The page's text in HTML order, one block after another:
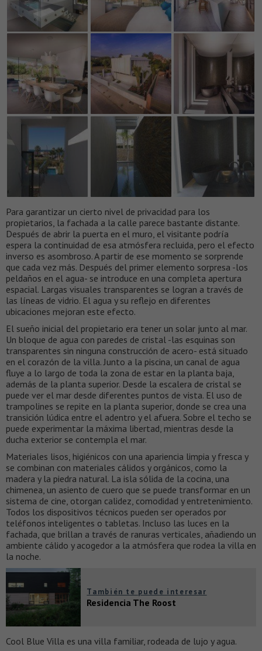
Para garantizar un cierto nivel de privacidad para los
propietarios, la fachada a la calle parece bastante distante.
Después de abrir la puerta en el muro, el visitante podría
espera la continuidad de esa atmósfera recluida, pero el efecto
inverso es asombroso. A partir de ese momento se sorprende
que cada vez más. Después del primer elemento sorpresa -los
peldaños en el agua- se introduce en una completa apertura
espacial. Largas visuales transparentes se logran a través de
las líneas de vidrio. El agua y su reflejo en diferentes
ubicaciones mejoran este efecto.
El sueño inicial del propietario era tener un solar junto al mar.
Un bloque de agua con paredes de cristal -las esquinas son
transparentes sin ninguna construcción de acero- está situado
en el corazón de la villa. Junto a la piscina, un canal de agua
fluye a lo largo de toda la zona de estar en la planta baja,
además de la planta superior. Desde la escalera de cristal se
puede ver el mar desde diferentes puntos de vista. El uso de
trampolines se repite en la planta superior, donde se crea una
transición lúdica entre el adentro y el afuera. Sobre el techo se
puede experimentar la máxima libertad, mientras desde la
ducha exterior se contempla el mar.
Materiales lisos, higiénicos con una apariencia limpia y fresca y
se combinan con materiales cálidos y orgánicos, como la
madera y la piedra natural. La isla sólida de la cocina, una
chimenea, un asiento de cuero que se puede transformar en un
sistema de cine, otorgan calidez, comodidad y entretenimiento.
Todos los dispositivos técnicos pueden ser operados por
teléfonos inteligentes o tabletas. Incluso las luces en la
fachada, que brillan a través de ranuras verticales, añadiendo un
ambiente cálido y acogedor a la atmósfera que rodea la villa en
la noche.
También te puede interesar
Residencia The Roost
Cool Blue Villa es una villa familiar, rodeada de lujo y agua.